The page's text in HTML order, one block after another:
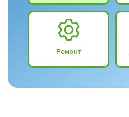
Ремонт